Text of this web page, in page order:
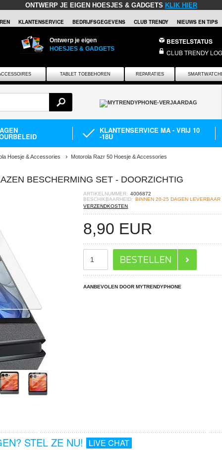
ONTWERP JE EIGEN HOESJES & GADGETS KLIK HIER
KLANTENSERVICE BEDRIJFSGEGEVENS CLUB TRENDY NIEUWS EN TIPS
Ontwerp je eigen
HOESJES & GADGETS
BESTELSTATUS
CLUB TRENDY
TABLET TOEBEHOREN REPARATIES
KLANTENSERVICE MA - VRIJ 10
-18U
Hoesje & Accessories Motorola Razr 50 Hoesje & Accessories
BESCHERMING SET - DOORZICHTIG
ARTIKELNUMMER: 4006872
BESCHIKBAARHEID: BINNEN 20-25 DAGEN LEVERBAAR
VERZENDKOSTEN
8,90 EUR
AANBEVOLEN DOOR MYTRENDYPHONE
STEL ZE NU! LIVE CHAT